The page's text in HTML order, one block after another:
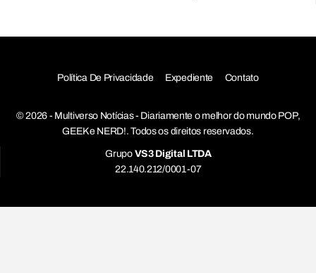
Política De Privacidade Expediente Contato
© 2026 - Multiverso Notícias - Diariamente o melhor do mundo POP,
GEEK e NERD!. Todos os direitos reservados.
Grupo VS3 Digital LTDA
22.140.212/0001-07